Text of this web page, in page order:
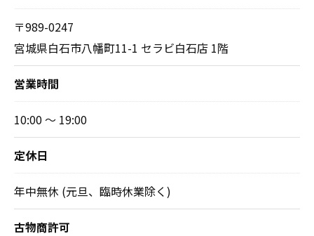
〒989-0247
宮城県白石市八幡町11-1 セラビ白石店 1階
営業時間
10:00 ～ 19:00
定休日
年中無休 (元旦、臨時休業除く)
古物商許可